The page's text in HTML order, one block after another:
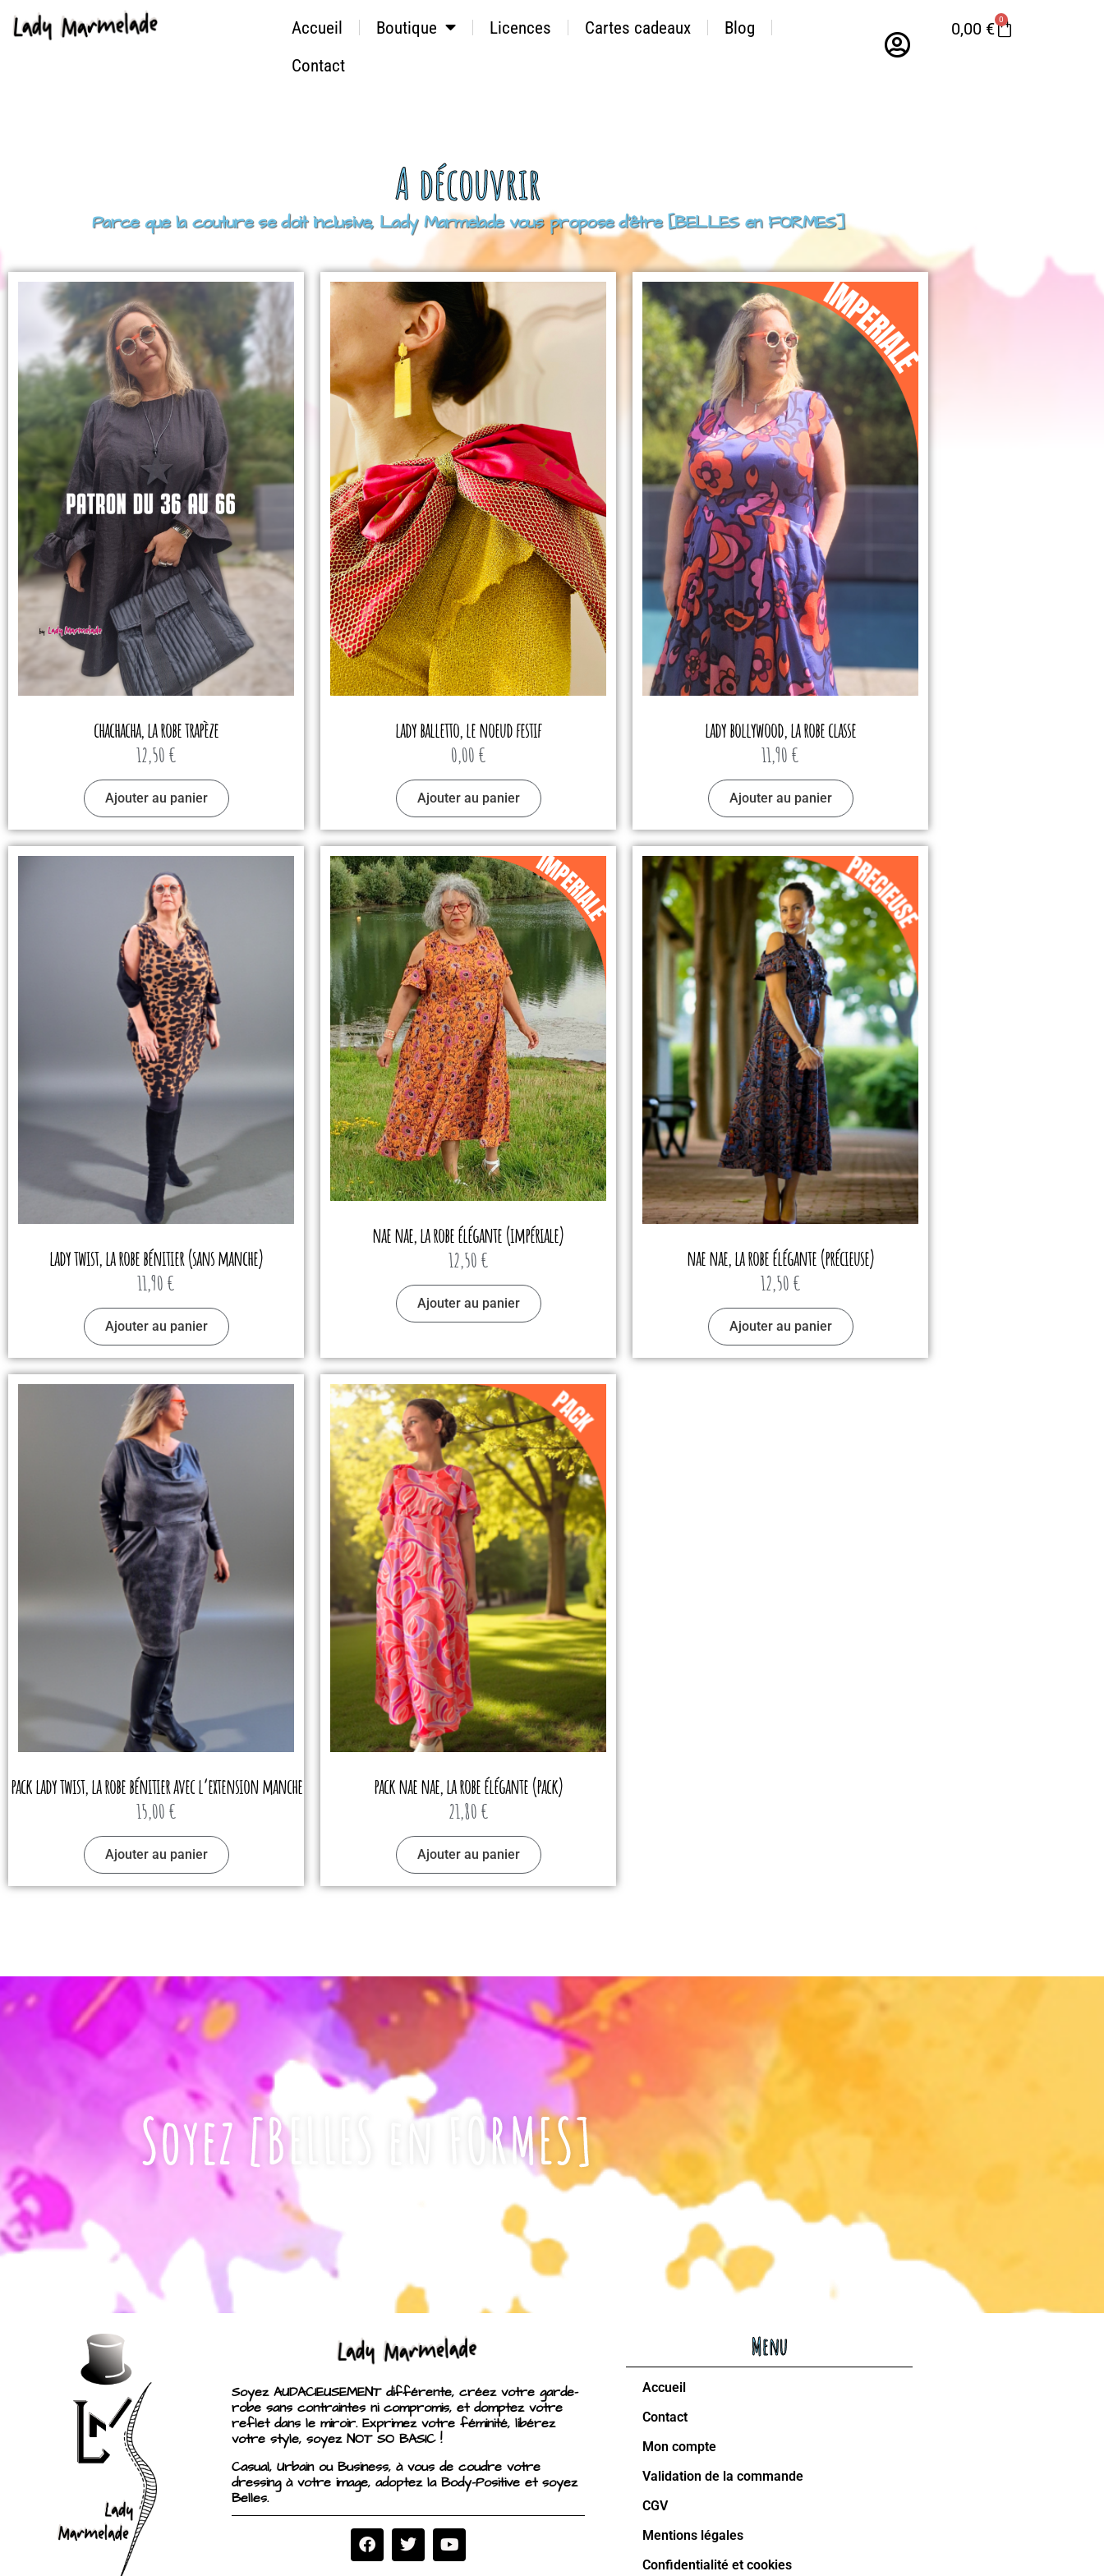
Accueil Boutique Licences Cartes cadeaux
Blog
Contact
0,00 € 0
A découvrir
Parce que la couture se doit inclusive, Lady Marmelade vous propose d’être [BELLES en FORMES]
chachacha, la robe trapèze
12,50 €
Ajouter au panier
lady balletto, le noeud festif
0,00 €
Ajouter au panier
lady bollywood, la robe classe
11,90 €
Ajouter au panier
lady twist, la robe bénitier (sans manche)
11,90 €
Ajouter au panier
nae nae, la robe élégante (impériale)
12,50 €
Ajouter au panier
nae nae, la robe élégante (précieuse)
12,50 €
Ajouter au panier
pack lady twist, la robe bénitier avec l’extension manche
15,00 €
Ajouter au panier
pack nae nae, la robe élégante (pack)
21,80 €
Ajouter au panier
Soyez [BELLES en FORMES]
Soyez AUDACIEUSEMENT différente, créez votre garde-
robe sans contraintes ni compromis, et domptez votre
reflet dans le miroir. Exprimez votre féminité, libérez
votre style, soyez NOT SO BASIC !
Casual, Urbain ou Business, à vous de coudre votre
dressing à votre image, adoptez la Body-Positive et soyez
Belles.
Menu
Accueil
Contact
Mon compte
Validation de la commande
CGV
Mentions légales
Confidentialité et cookies